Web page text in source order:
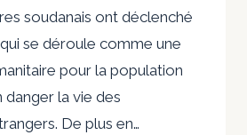
soudanais ont déclenché
se déroule comme une
pour la population
la vie des
De plus en…